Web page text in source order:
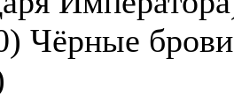
Чёрные